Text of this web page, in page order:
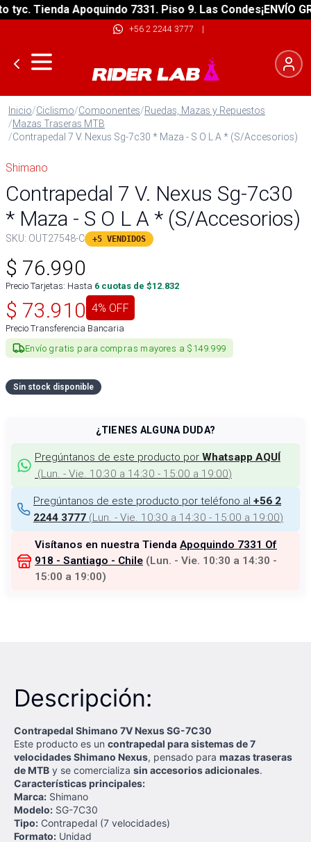
Tienda Apoquindo 7331. Piso 9. Las Condes¡ENVÍO
+56 2 2244 3777 |
Inicio/Ciclismo/Componentes/Ruedas, Mazas y Repuestos
/Mazas Traseras MTB
/Contrapedal 7 V. Nexus Sg-7c30 * Maza - S O L A * (S/Accesorios)
Shimano
Contrapedal 7 V. Nexus Sg-7c30
* Maza - S O L A * (S/Accesorios)
SKU: OUT27548-C +5 VENDIDOS
$ 76.990
Precio Tarjetas: Hasta 6 cuotas de $12.832
$ 73.910 4% OFF
Precio Transferencia Bancaria
Envío gratis para compras mayores a $149.999
Sin stock disponible
¿TIENES ALGUNA DUDA?
Pregúntanos de este producto por Whatsapp AQUÍ
(Lun. - Vie. 10:30 a 14:30 - 15:00 a 19:00)
Pregúntanos de este producto por teléfono al +56 2
2244 3777 (Lun. - Vie. 10:30 a 14:30 - 15:00 a 19:00)
Visítanos en nuestra Tienda Apoquindo 7331 Of
918 - Santiago - Chile (Lun. - Vie. 10:30 a 14:30 -
15:00 a 19:00)
Descripción:
Contrapedal Shimano 7V Nexus SG-7C30
Este producto es un contrapedal para sistemas de 7
velocidades Shimano Nexus, pensado para mazas traseras
de MTB y se comercializa sin accesorios adicionales.
Características principales:
Marca: Shimano
Modelo: SG-7C30
Tipo: Contrapedal (7 velocidades)
Formato: Unidad